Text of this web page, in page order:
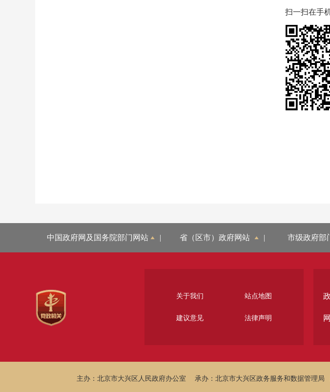
扫一扫在手
中国政府网及国务院部门网站 | 省（区市）政府网站 | 市级政府部
关于我们 站点地图
建议意见 法律声明
主办：北京市大兴区人民政府办公室 承办：北京市大兴区政务服务和数据管理局